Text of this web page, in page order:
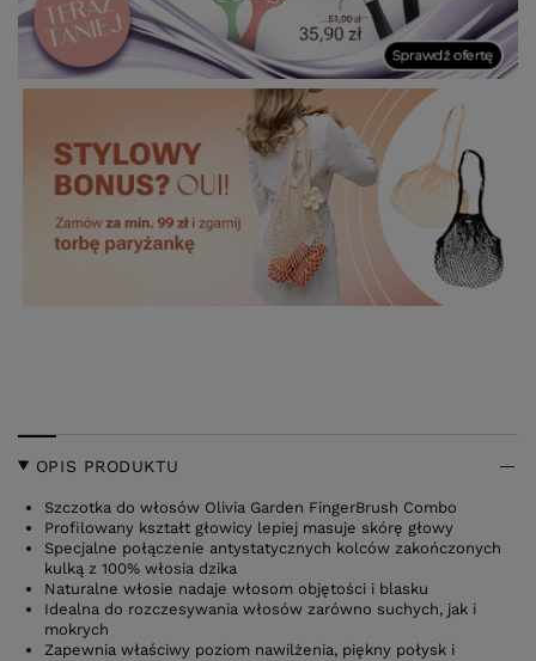
OPIS PRODUKTU
Szczotka do włosów Olivia Garden FingerBrush Combo
Profilowany kształt głowicy lepiej masuje skórę głowy
Specjalne połączenie antystatycznych kolców zakończonych
kulką z 100% włosia dzika
Naturalne włosie nadaje włosom objętości i blasku
Idealna do rozczesywania włosów zarówno suchych, jak i
mokrych
Zapewnia właściwy poziom nawilżenia, piękny połysk i